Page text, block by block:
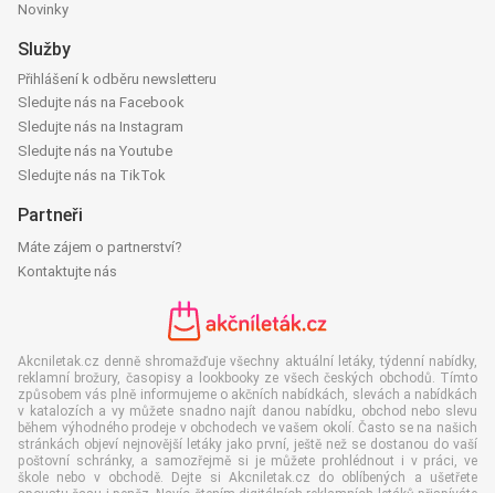
Novinky
Služby
Přihlášení k odběru newsletteru
Sledujte nás na Facebook
Sledujte nás na Instagram
Sledujte nás na Youtube
Sledujte nás na TikTok
Partneři
Máte zájem o partnerství?
Kontaktujte nás
Akcniletak.cz denně shromažďuje všechny aktuální letáky, týdenní nabídky,
reklamní brožury, časopisy a lookbooky ze všech českých obchodů. Tímto
způsobem vás plně informujeme o akčních nabídkách, slevách a nabídkách
v katalozích a vy můžete snadno najít danou nabídku, obchod nebo slevu
během výhodného prodeje v obchodech ve vašem okolí. Často se na našich
stránkách objeví nejnovější letáky jako první, ještě než se dostanou do vaší
poštovní schránky, a samozřejmě si je můžete prohlédnout i v práci, ve
škole nebo v obchodě. Dejte si Akcniletak.cz do oblíbených a ušetřete